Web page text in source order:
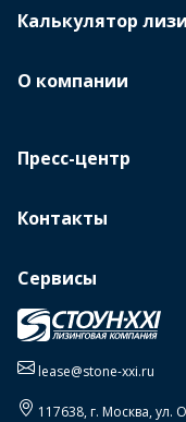
Калькулятор
О компании
Пресс-центр
Контакты
Сервисы
lease@stone-xxi.ru
117638, г. Москва,ул.